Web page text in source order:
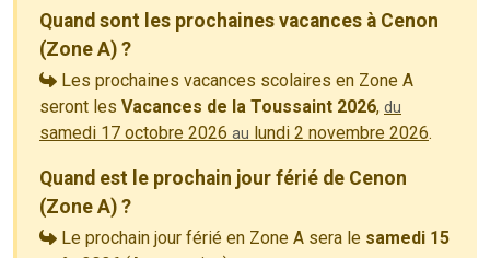
Quand sont les prochaines vacances à Cenon
(Zone A) ?
Les prochaines vacances scolaires en Zone A
seront les Vacances de la Toussaint 2026, du
samedi 17 octobre 2026 au lundi 2 novembre 2026.
Quand est le prochain jour férié de Cenon
(Zone A) ?
Le prochain jour férié en Zone A sera le samedi 15